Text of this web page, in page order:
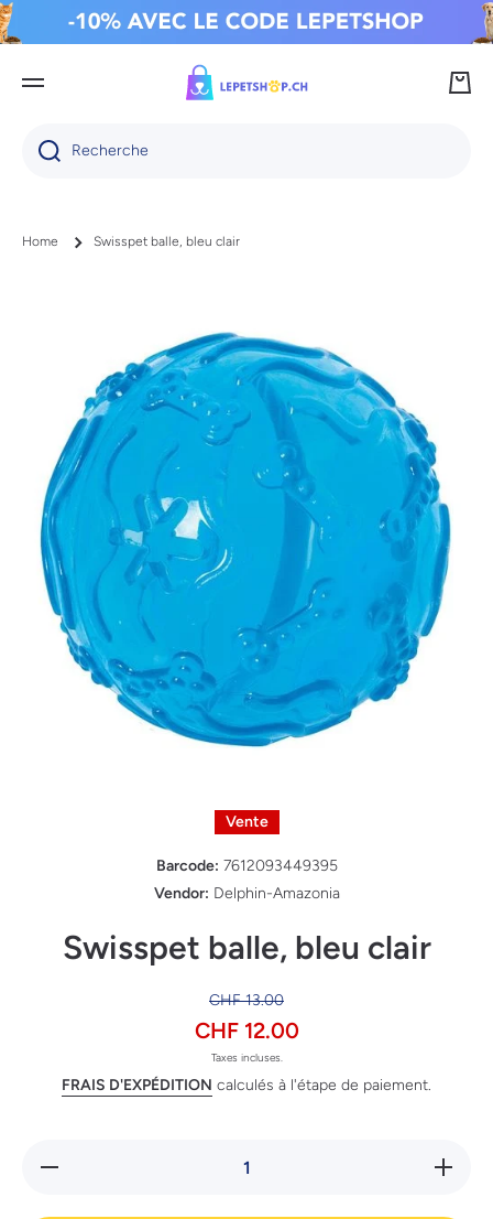
IGNORER ET PASSER AU CONTENU
Recherche
Home Swisspet balle, bleu clair
Vente
Barcode: 7612093449395
Vendor: Delphin-Amazonia
Swisspet balle, bleu clair
CHF 13.00
CHF 12.00
Taxes incluses.
FRAIS D'EXPÉDITION calculés à l'étape de paiement.
Réduire
la